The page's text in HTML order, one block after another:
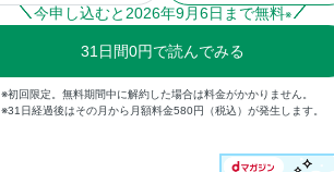
今申し込むと 2026年9月6日まで無料※
31 日間0円で読んでみる
※初回限定。無料期間中に解約した場合は料金がかかりません。
※31日経過後はその月から月額料金580円（税込）が発生します。